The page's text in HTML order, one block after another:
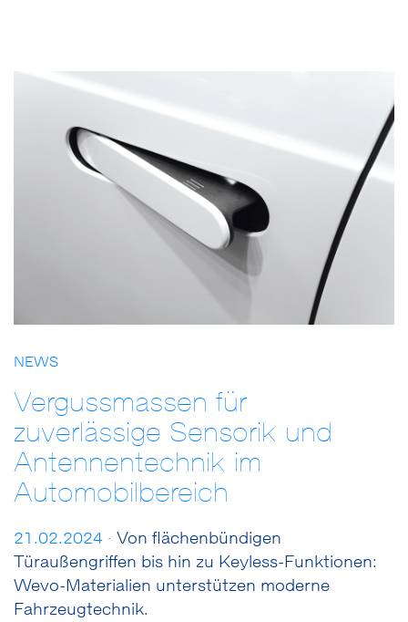
NEWS
Vergussmassen für
zuverlässige Sensorik und
Antennentechnik im
Automobilbereich
21.02.2024 · Von flächenbündigen
Türaußengriffen bis hin zu Keyless-Funktionen:
Wevo-Materialien unterstützen moderne
Fahrzeugtechnik.